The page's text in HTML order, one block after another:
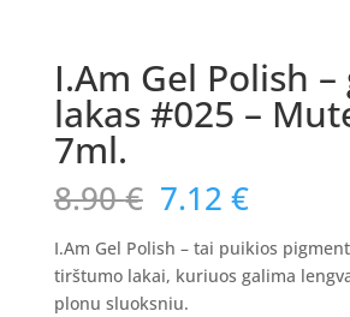
I.Am Gel Polish
lakas #025 –
7ml.
8.90€ Original
price
was:
8.90 €.
7.12 €Current
price
is:
7.12 €.
I.Am Gel Polish – tai puikios
tirštumo lakai, kuriuos galima
plonu sluoksniu.